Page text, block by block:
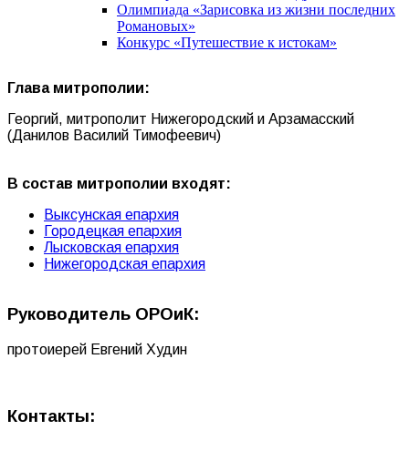
Олимпиада «Зарисовка из жизни последних
Романовых»
Конкурс «Путешествие к истокам»
Глава митрополии:
Георгий, митрополит Нижегородский и Арзамасский
(Данилов Василий Тимофеевич)
В состав митрополии входят:
Выксунская епархия
Городецкая епархия
Лысковская епархия
Нижегородская епархия
Руководитель ОРОиК:
протоиерей Евгений Худин
Контакты: